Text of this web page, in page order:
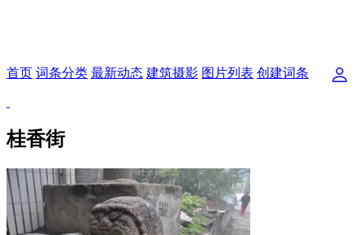
首页 词条分类 最新动态 建筑摄影 图片列表 创建词条
桂香街